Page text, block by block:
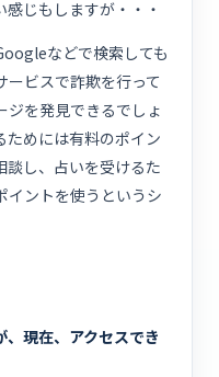
じもしますが・・・
などで検索しても
ービスで詐欺を行って
ジを発見できるでしょ
ためには有料のポイン
談し、占いを受けるた
イントを使うというシ
現在、アクセスでき